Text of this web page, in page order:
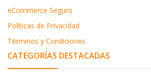
eCommerce Seguro
Políticas de Privacidad
Términos y Condiciones
CATEGORÍAS DESTACADAS